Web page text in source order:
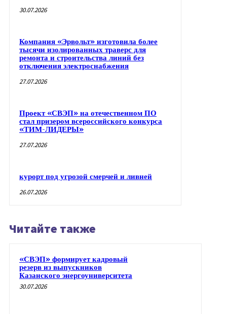
30.07.2026
Компания «Эрвольт» изготовила более
тысячи изолированных траверс для
ремонта и строительства линий без
отключения электроснабжения
27.07.2026
Проект «СВЭП» на отечественном ПО
стал призером всероссийского конкурса
«ТИМ-ЛИДЕРЫ»
27.07.2026
курорт под угрозой смерчей и ливней
26.07.2026
Читайте также
«СВЭП» формирует кадровый
резерв из выпускников
Казанского энергоуниверситета
30.07.2026